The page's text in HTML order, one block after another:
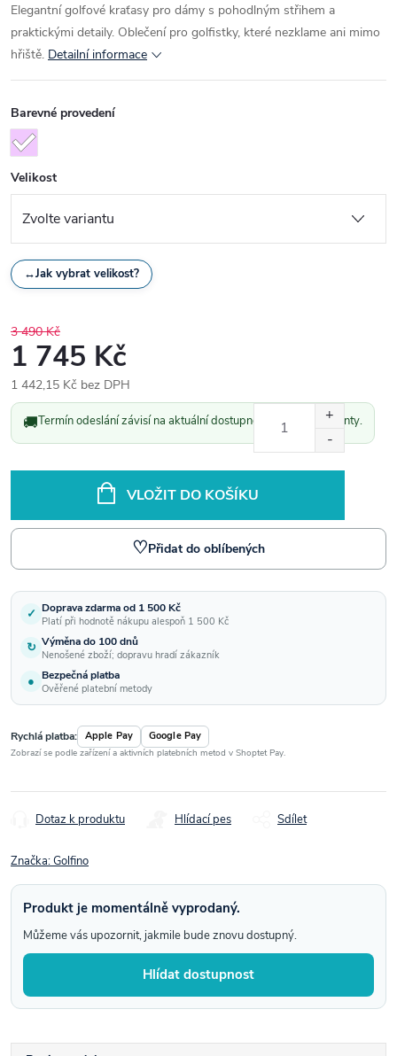
Elegantní golfové kraťasy pro dámy s pohodlným střihem a
praktickými detaily. Oblečení pro golfistky, které nezklame ani mimo
hřiště. Detailní informace
Barevné provedení
Velikost
↔Jak vybrat velikost?
3 490 Kč
1 745 Kč
1 442,15 Kč bez DPH
Měrná
cena:
🚚Termín odeslání závisí na aktuální dostupnosti vybrané varianty.
VLOŽIT DO KOŠÍKU
♡Přidat do oblíbených
✓ Doprava zdarma od 1 500 Kč
Platí při hodnotě nákupu alespoň 1 500 Kč
↻ Výměna do 100 dnů
Nenošené zboží; dopravu hradí zákazník
● Bezpečná platba
Ověřené platební metody
Rychlá platba: Apple Pay Google Pay
Zobrazí se podle zařízení a aktivních platebních metod v Shoptet Pay.
Dotaz k produktu Hlídací pes Sdílet
Značka:Golfino
Produkt je momentálně vyprodaný.
Můžeme vás upozornit, jakmile bude znovu dostupný.
Hlídat dostupnost